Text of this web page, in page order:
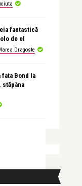
fantastică
de el
Dragoste
fata Bond la